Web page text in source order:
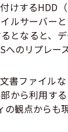
けするHDD
ルサーバー
となると、
のリプレー
書ファイル
から利用す
観点からも